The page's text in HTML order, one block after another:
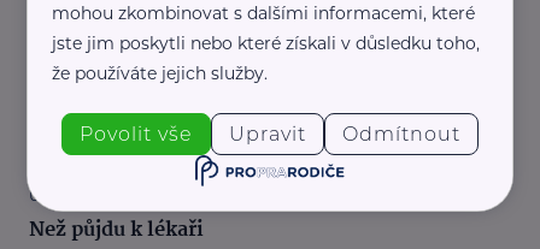
Ústav lékařské psychologie a psychosomatiky LF MU
Než půjdu k lékaři
mohou zkombinovat s dalšími informacemi, které
jste jim poskytli nebo které získali v důsledku toho,
že používáte jejich služby.
Povolit vše Upravit Odmítnout